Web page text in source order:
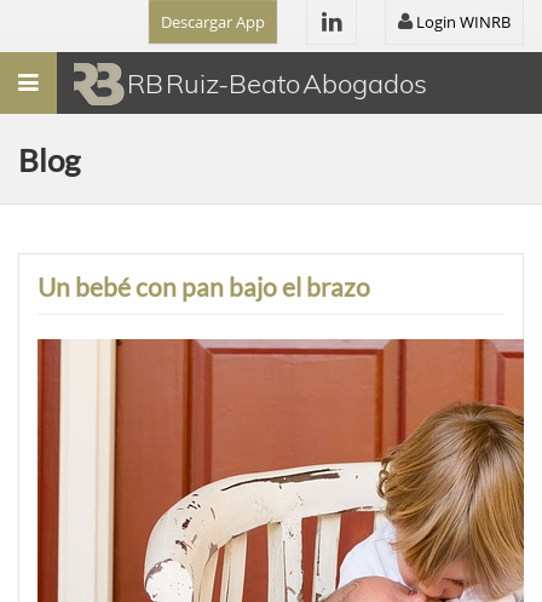
Descargar App Login WINRB
Menú RB Ruiz-Beato Abogados
Blog
Un bebé con pan bajo el brazo